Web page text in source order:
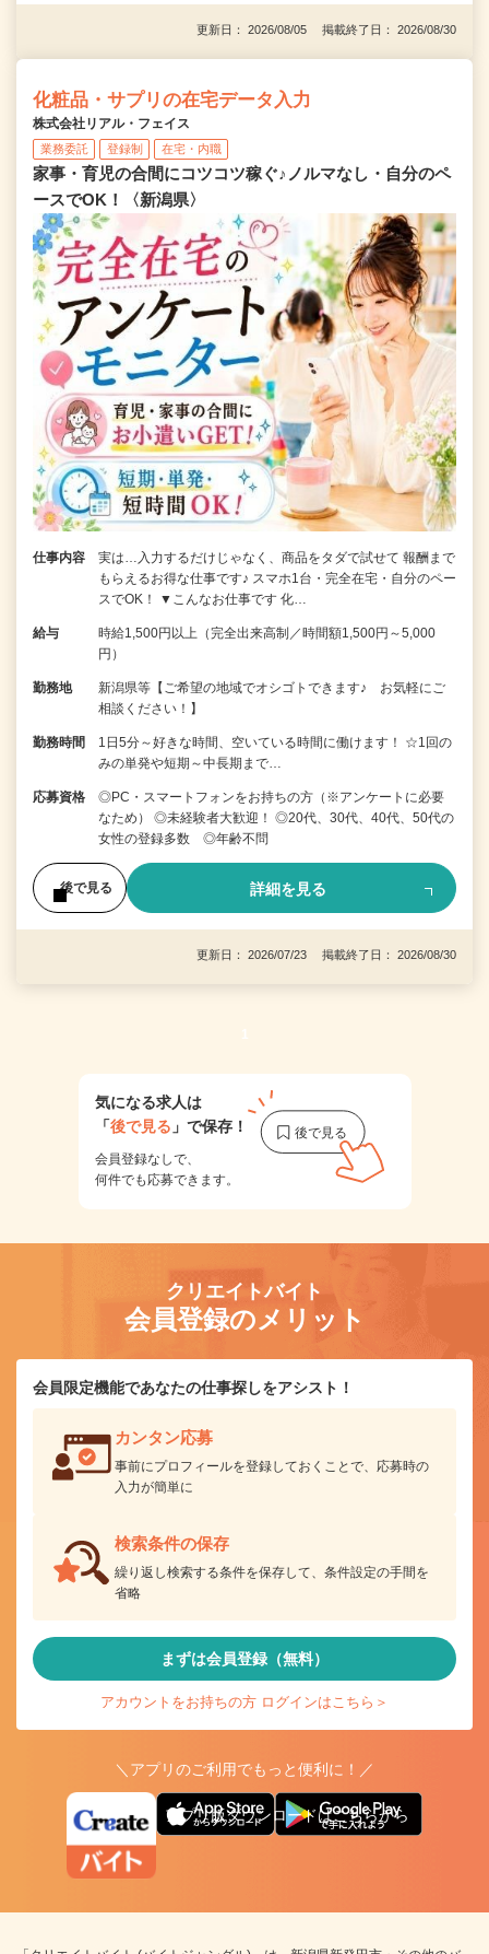
更新日： 2026/08/05 掲載終了日： 2026/08/30
化粧品・サプリの在宅データ入力
株式会社リアル・フェイス
業務委託 登録制 在宅・内職
家事・育児の合間にコツコツ稼ぐ♪ノルマなし・自分のペ
ースでOK！〈新潟県〉
仕事内容
実は…入力するだけじゃなく、商品をタダで試せて 報酬まで
もらえるお得な仕事です♪ スマホ1台・完全在宅・自分のペー
スでOK！ ▼こんなお仕事です 化…
給与
時給1,500円以上（完全出来高制／時間額1,500円～5,000
円）
勤務地
新潟県等【ご希望の地域でオシゴトできます♪ お気軽にご
相談ください！】
勤務時間
1日5分～好きな時間、空いている時間に働けます！ ☆1回の
みの単発や短期～中長期まで…
応募資格
◎PC・スマートフォンをお持ちの方（※アンケートに必要
なため） ◎未経験者大歓迎！ ◎20代、30代、40代、50代の
女性の登録多数 ◎年齢不問
後で見る 詳細を見る
更新日： 2026/07/23 掲載終了日： 2026/08/30
1
気になる求人は
「後で見る 」で保存！
会員登録なしで、
何件でも応募できます。
クリエイトバイト
会員登録のメリット
会員限定機能であなたの仕事探しをアシスト！
カンタン応募
事前にプロフィールを登録しておくことで、応募時の
入力が簡単に
検索条件の保存
繰り返し検索する条件を保存して、条件設定の手間を
省略
まずは会員登録（無料）
アカウントをお持ちの方 ログインはこちら＞
＼アプリのご利用でもっと便利に！／
アプリ版ダウンロードはこちらから